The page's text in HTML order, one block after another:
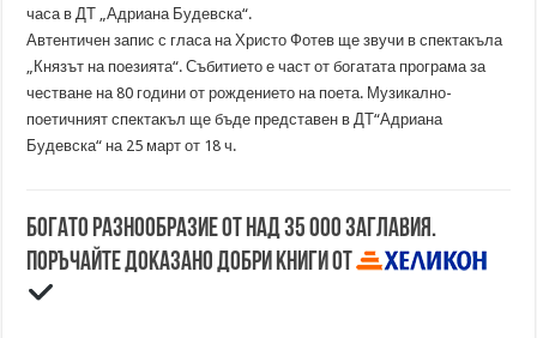
часа в ДТ „Адриана Будевска“.
Автентичен запис с гласа на Христо Фотев ще звучи в спектакъла
„Князът на поезията“. Събитието е част от богатата програма за
честване на 80 години от рождението на поета. Музикално-
поетичният спектакъл ще бъде представен в ДТ“Адриана
Будевска“ на 25 март от 18 ч.
Богато разнообразие от над 35 000 заглавия.
Поръчайте доказано добри книги от